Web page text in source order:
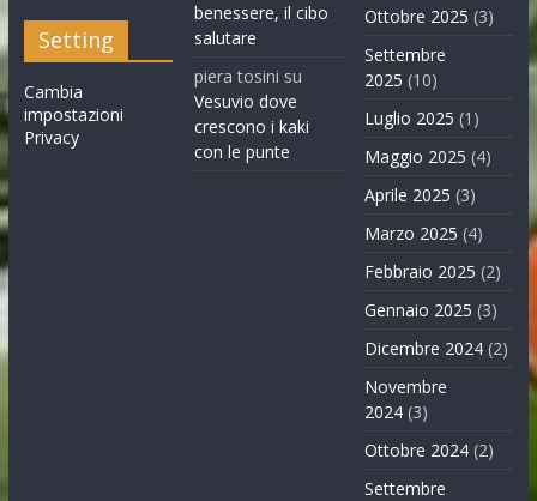
Setting
Cambia
impostazioni
Privacy
benessere, il cibo
salutare
piera tosini su
Vesuvio dove
crescono i kaki
con le punte
Ottobre 2025 (3)
Settembre
2025 (10)
Luglio 2025 (1)
Maggio 2025 (4)
Aprile 2025 (3)
Marzo 2025 (4)
Febbraio 2025 (2)
Gennaio 2025 (3)
Dicembre 2024 (2)
Novembre
2024 (3)
Ottobre 2024 (2)
Settembre